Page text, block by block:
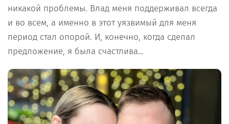
никакой проблемы. Влад меня поддерживал всегда
и во всем, а именно в этот уязвимый для меня
период стал опорой. И, конечно, когда сделал
предложение, я была счастлива…